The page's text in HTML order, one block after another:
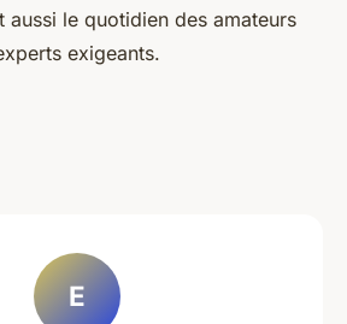
aussi le quotidien des amateurs
exigeants.
E